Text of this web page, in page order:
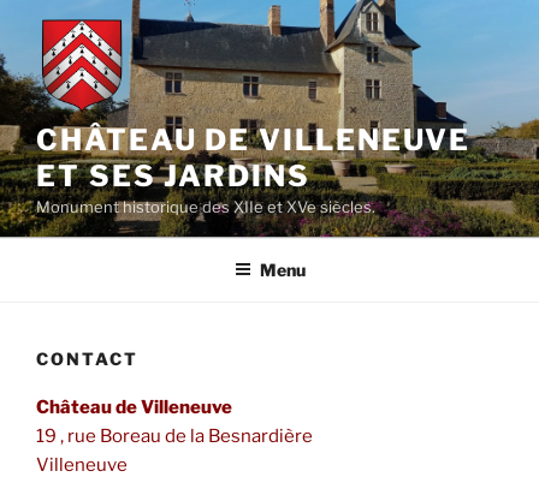
contenu
principal
CHÂTEAU DE VILLENEUVE
ET SES JARDINS
Monument historique des XIIe et XVe siècles.
Menu
CONTACT
Château de Villeneuve
19 , rue Boreau de la Besnardière
Villeneuve